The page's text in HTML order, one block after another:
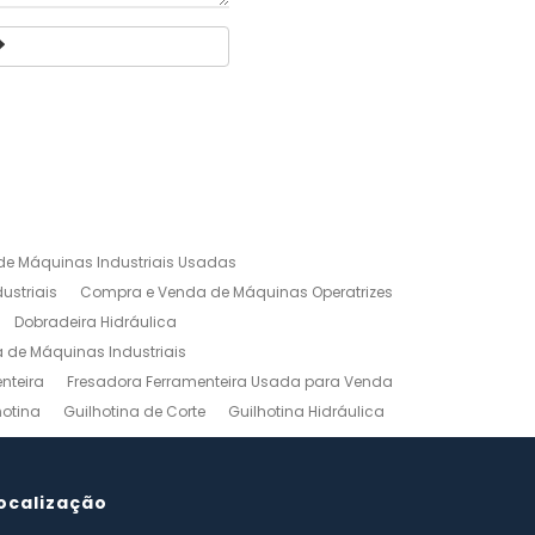
Máquinas Industriais Usadas
Compra e Venda de Máquinas Operatrizes
Dobradeira Hidráulica
de Máquinas Industriais
Fresadora Ferramenteira Usada para Venda
Guilhotina de Corte
Guilhotina Hidráulica
Maquinas para Marceneiro
Ferramentas Industriais Compra e Venda